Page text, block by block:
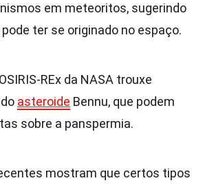
em meteoritos, sugerindo
pode ter se originado no espaço.
REx da NASA trouxe
asteroide Bennu, que podem
sobre a panspermia.
mostram que certos tipos